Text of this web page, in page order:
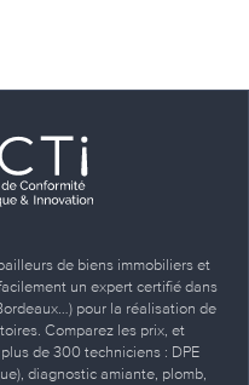
de biens immobiliers et
un expert certifié dans
pour la réalisation de
Comparez les prix, et
de 300 techniciens : DPE
diagnostic amiante, plomb,